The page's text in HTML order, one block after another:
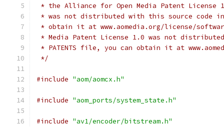
* the Alliance for Open Media Patent License
* was not distributed with this source code
* obtain it at www.aomedia.org/license/
* Media Patent License 1.0 was not
* PATENTS file, you can obtain it at
*/
#include "aom/aomcx.h"
#include "aom_ports/system_state.h"
#include "av1/encoder/bitstream.h"